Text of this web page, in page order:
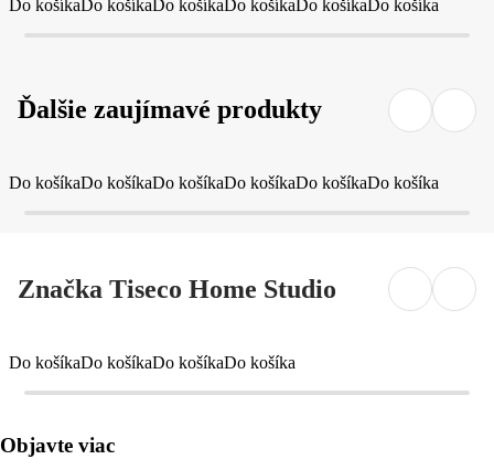
Do košíkaDo košíkaDo košíkaDo košíkaDo košíkaDo košíka
Ďalšie zaujímavé produkty
Do košíkaDo košíkaDo košíkaDo košíkaDo košíkaDo košíka
Značka Tiseco Home Studio
Do košíkaDo košíkaDo košíkaDo košíka
Objavte viac